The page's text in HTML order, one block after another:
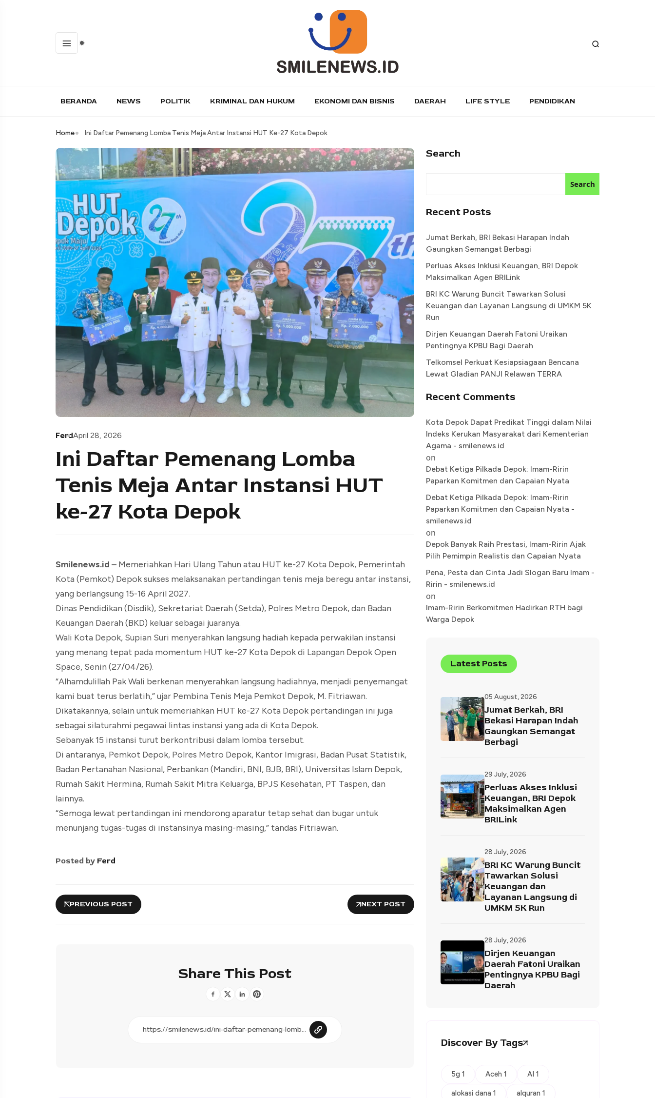
BERANDA NEWS POLITIK KRIMINAL DAN HUKUM EKONOMI DAN BISNIS DAERAH LIFE STYLE PENDIDIKAN
Home Ini Daftar Pemenang Lomba Tenis Meja Antar Instansi HUT Ke-27 Kota Depok
FerdApril 28, 2026
Ini Daftar Pemenang Lomba
Tenis Meja Antar Instansi HUT
ke-27 Kota Depok
Smilenews.id – Memeriahkan Hari Ulang Tahun atau HUT ke-27 Kota Depok, Pemerintah
Kota (Pemkot) Depok sukses melaksanakan pertandingan tenis meja beregu antar instansi,
yang berlangsung 15-16 April 2027.
Dinas Pendidikan (Disdik), Sekretariat Daerah (Setda), Polres Metro Depok, dan Badan
Keuangan Daerah (BKD) keluar sebagai juaranya.
Wali Kota Depok, Supian Suri menyerahkan langsung hadiah kepada perwakilan instansi
yang menang tepat pada momentum HUT ke-27 Kota Depok di Lapangan Depok Open
Space, Senin (27/04/26).
“Alhamdulillah Pak Wali berkenan menyerahkan langsung hadiahnya, menjadi penyemangat
kami buat terus berlatih,” ujar Pembina Tenis Meja Pemkot Depok, M. Fitriawan.
Dikatakannya, selain untuk memeriahkan HUT ke-27 Kota Depok pertandingan ini juga
sebagai silaturahmi pegawai lintas instansi yang ada di Kota Depok.
Sebanyak 15 instansi turut berkontribusi dalam lomba tersebut.
Di antaranya, Pemkot Depok, Polres Metro Depok, Kantor Imigrasi, Badan Pusat Statistik,
Badan Pertanahan Nasional, Perbankan (Mandiri, BNI, BJB, BRI), Universitas Islam Depok,
Rumah Sakit Hermina, Rumah Sakit Mitra Keluarga, BPJS Kesehatan, PT Taspen, dan
lainnya.
“Semoga lewat pertandingan ini mendorong aparatur tetap sehat dan bugar untuk
menunjang tugas-tugas di instansinya masing-masing,” tandas Fitriawan.
Posted by Ferd
PREVIOUS POST NEXT POST
Share This Post
Search
Search
Recent Posts
Jumat Berkah, BRI Bekasi Harapan Indah
Gaungkan Semangat Berbagi
Perluas Akses Inklusi Keuangan, BRI Depok
Maksimalkan Agen BRILink
BRI KC Warung Buncit Tawarkan Solusi
Keuangan dan Layanan Langsung di UMKM 5K
Run
Dirjen Keuangan Daerah Fatoni Uraikan
Pentingnya KPBU Bagi Daerah
Telkomsel Perkuat Kesiapsiagaan Bencana
Lewat Gladian PANJI Relawan TERRA
Recent Comments
Kota Depok Dapat Predikat Tinggi dalam Nilai
Indeks Kerukan Masyarakat dari Kementerian
Agama - smilenews.id
on
Debat Ketiga Pilkada Depok: Imam-Ririn
Paparkan Komitmen dan Capaian Nyata
Debat Ketiga Pilkada Depok: Imam-Ririn
Paparkan Komitmen dan Capaian Nyata -
smilenews.id
on
Depok Banyak Raih Prestasi, Imam-Ririn Ajak
Pilih Pemimpin Realistis dan Capaian Nyata
Pena, Pesta dan Cinta Jadi Slogan Baru Imam -
Ririn - smilenews.id
on
Imam-Ririn Berkomitmen Hadirkan RTH bagi
Warga Depok
Latest Posts
05 August, 2026
Jumat Berkah, BRI
Bekasi Harapan Indah
Gaungkan Semangat
Berbagi
29 July, 2026
Perluas Akses Inklusi
Keuangan, BRI Depok
Maksimalkan Agen
BRILink
28 July, 2026
BRI KC Warung Buncit
Tawarkan Solusi
Keuangan dan
Layanan Langsung di
UMKM 5K Run
28 July, 2026
Dirjen Keuangan
Daerah Fatoni Uraikan
Pentingnya KPBU Bagi
Daerah
Discover By Tags
5g 1 Aceh 1 AI 1
alokasi dana 1 alquran 1